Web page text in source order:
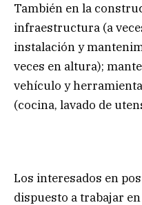
También en la
infraestructura (a
instalación y
veces en altura);
vehículo y
(cocina, lavado de
Los interesados en
dispuesto a trabajar